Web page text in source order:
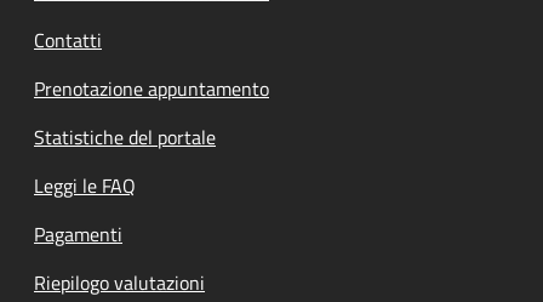
Contatti
Prenotazione appuntamento
Statistiche del portale
Leggi le FAQ
Pagamenti
Riepilogo valutazioni